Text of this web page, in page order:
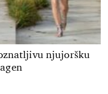
njujoršku